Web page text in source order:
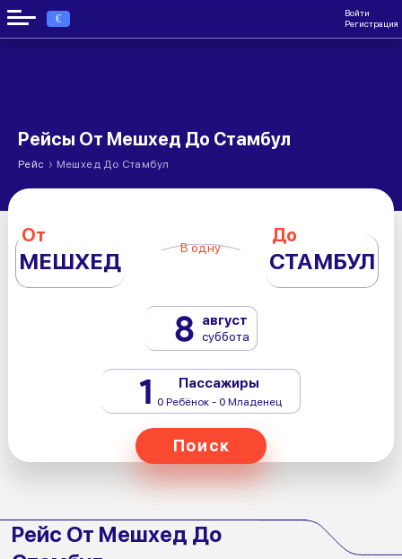
€
Войти
Регистрация
Рейсы От Мешхед До Стамбул
Рейс › Мешхед До Стамбул
От
МЕШХЕД В одну
До
СТАМБУЛ
8 август
суббота
1 Пассажиры
0 Ребёнок - 0 Младенец
Поиск
Рейс От Мешхед До